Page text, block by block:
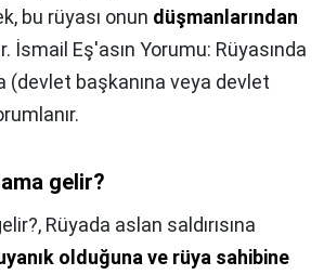
bu rüyası onun düşmanlarından
İsmail Eş'asın Yorumu: Rüyasında
(devlet başkanına veya devlet
gelir?
Rüyada aslan saldırısına
olduğuna ve rüya sahibine